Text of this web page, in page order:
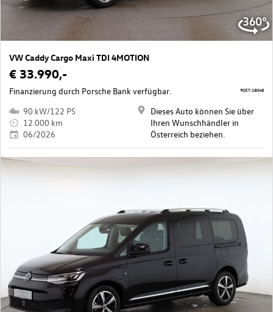
VW Caddy Cargo Maxi TDI 4MOTION
€ 33.990,-
Finanzierung durch Porsche Bank verfügbar.
90 kW/122 PS
12.000 km
06/2026
Dieses Auto können Sie über
Ihren Wunschhändler in
Österreich beziehen.
9057/18048